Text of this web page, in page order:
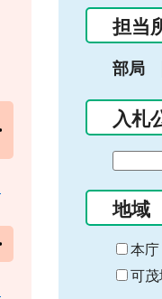
担当
部局
入札
の
始
ま
り
地域
本庁
可